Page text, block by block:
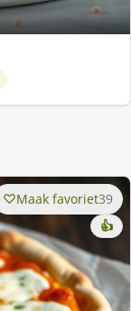
Maak favoriet39
👍